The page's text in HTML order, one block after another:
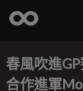
春風吹進
合作進軍